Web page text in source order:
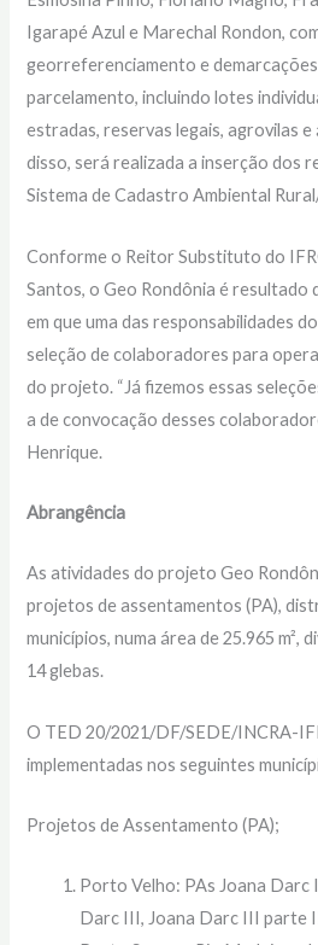
Igarapé Azul e Marechal Rondon,
georreferenciamento e
parcelamento, incluindo lotes
estradas, reservas legais, agrovilas e
disso, será realizada a inserção dos
Sistema de Cadastro Ambiental
Conforme o Reitor Substituto do
Santos, o Geo Rondônia é resultado
em que uma das responsabilidades
seleção de colaboradores para
do projeto. “Já fizemos essas
a de convocação desses
Henrique.
Abrangência
As atividades do projeto Geo
projetos de assentamentos (PA),
municípios, numa área de 25.965 m²,
14 glebas.
O TED 20/2021/DF/SEDE/INCRA-
implementadas nos seguintes
Projetos de Assentamento (PA);
Porto Velho: PAs Joana Darc
Darc III, Joana Darc III parte